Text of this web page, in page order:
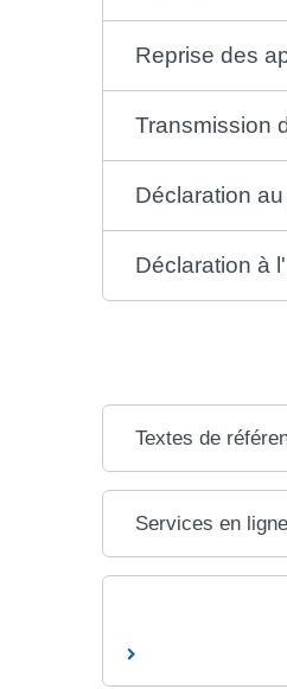
Reprise des
Transmission
Déclaration
Déclaration à
Textes de
Services en